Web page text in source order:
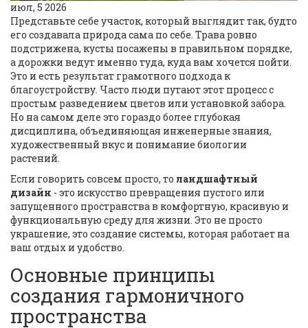
июл, 5 2026
Представьте себе участок, который выглядит так, будто
его создавала природа сама по себе. Трава ровно
подстрижена, кусты посажены в правильном порядке,
а дорожки ведут именно туда, куда вам хочется пойти.
Это и есть результат грамотного подхода к
благоустройству. Часто люди путают этот процесс с
простым разведением цветов или установкой забора.
Но на самом деле это гораздо более глубокая
дисциплина, объединяющая инженерные знания,
художественный вкус и понимание биологии
растений.
Если говорить совсем просто, то ландшафтный
дизайн - это искусство превращения пустого или
запущенного пространства в комфортную, красивую и
функциональную среду для жизни. Это не просто
украшение, это создание системы, которая работает на
ваш отдых и удобство.
Основные принципы
создания гармоничного
пространства